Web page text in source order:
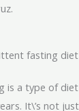
fasting
is a type of
It\’s not